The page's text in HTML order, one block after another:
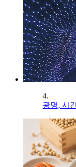
4.
광명, 시